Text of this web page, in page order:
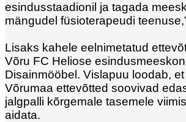
esindusstaadionil ja tagada
mängudel füsioterapeudi
Lisaks kahele eelnimetatud
Võru FC Heliose
Disainmööbel. Vislapuu loodab,
Võrumaa ettevõtted soovivad
jalgpalli kõrgemale tasemele
aidata.